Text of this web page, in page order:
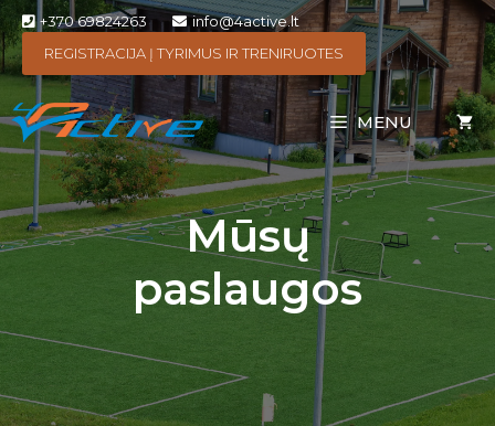
+370 69824263
info@4active.lt
REGISTRACIJA Į TYRIMUS IR TRENIRUOTES
MENU
Mūsų
paslaugos